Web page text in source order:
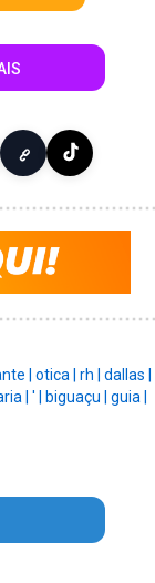
| otica | rh | dallas |
| ' | biguaçu | guia |